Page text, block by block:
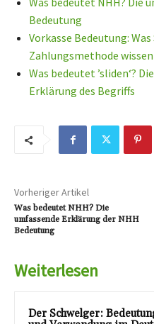
Bedeutung
Vorkasse Bedeutung: Was
Zahlungsmethode
Was bedeutet ’sliden‘?
Erklärung des Begriffs
Vorheriger Artikel
Was bedeutet NHH? Die
umfassende Erklärung der NHH
Bedeutung
Weiterlesen
Der Schwelger: